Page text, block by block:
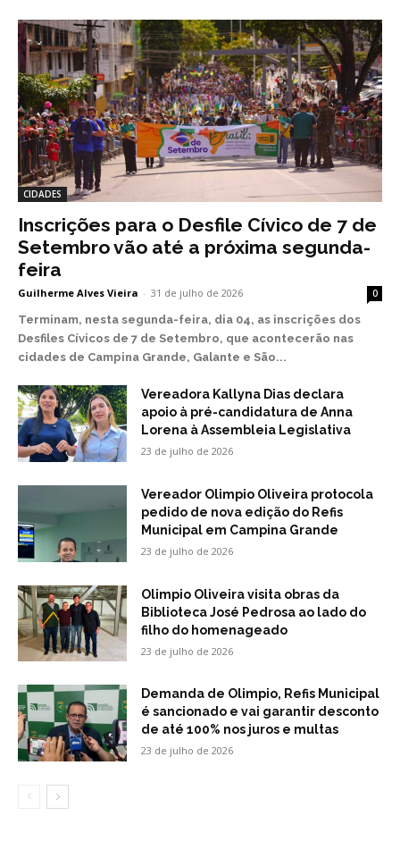
CIDADES
Inscrições para o Desfile Cívico de 7 de
Setembro vão até a próxima segunda-
feira
Guilherme Alves Vieira - 31 de julho de 2026 0
Terminam, nesta segunda-feira, dia 04, as inscrições dos
Desfiles Cívicos de 7 de Setembro, que acontecerão nas
cidades de Campina Grande, Galante e São...
Vereadora Kallyna Dias declara
apoio à pré-candidatura de Anna
Lorena à Assembleia Legislativa
23 de julho de 2026
Vereador Olimpio Oliveira protocola
pedido de nova edição do Refis
Municipal em Campina Grande
23 de julho de 2026
Olimpio Oliveira visita obras da
Biblioteca José Pedrosa ao lado do
filho do homenageado
23 de julho de 2026
Demanda de Olimpio, Refis Municipal
é sancionado e vai garantir desconto
de até 100% nos juros e multas
23 de julho de 2026